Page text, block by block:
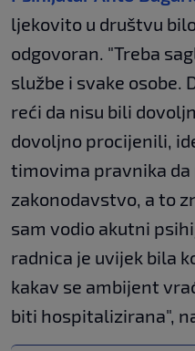
ljekovito u društvu
odgovoran. "Treba
službe i svake osobe.
reći da nisu bili
dovoljno procijenili,
timovima pravnika da
zakonodavstvo, a to
sam vodio akutni
radnica je uvijek bila
kakav se ambijent
biti hospitalizirana",